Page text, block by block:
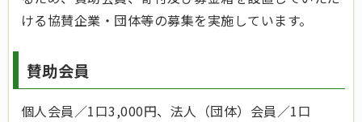
ける協賛企業・団体等の募集を実施しています。
賛助会員
個人会員／1口3,000円、法人（団体）会員／1口